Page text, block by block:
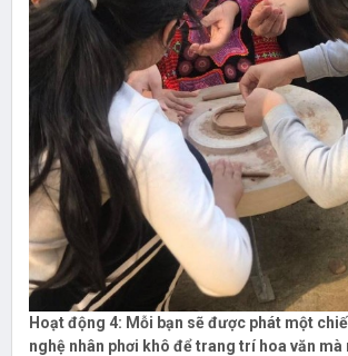
Hoạt động 4: Mỗi bạn sẽ được phát một
nghệ nhân phơi khô để trang trí hoa văn mà